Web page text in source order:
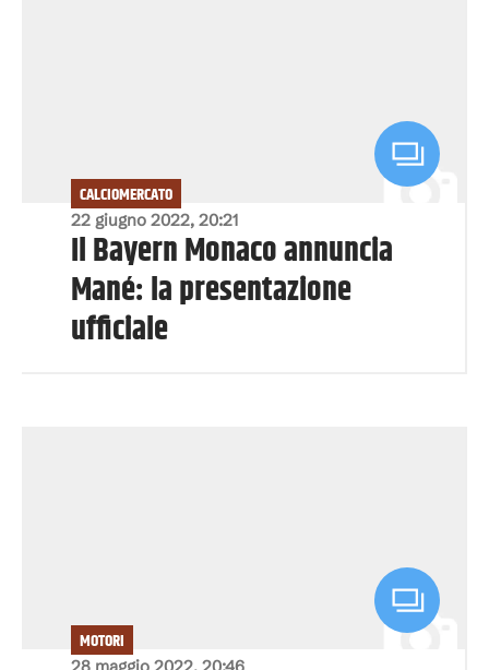
22 giugno 2022, 20:21
CALCIOMERCATO
Il Bayern Monaco annuncia
Mané: la presentazione
ufficiale
MOTORI